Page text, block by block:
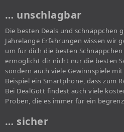
… unschlagbar
Die besten Deals und schnäppchen
Jahrelange Erfahrungen wissen wir
um für dich die besten
ermöglicht dir nicht nur die besten
sondern auch viele Gewinnspiele
Beispiel ein Smartphone, dass zum
Bei DealGott findest auch viele
Proben, die es immer für ein
… sicher